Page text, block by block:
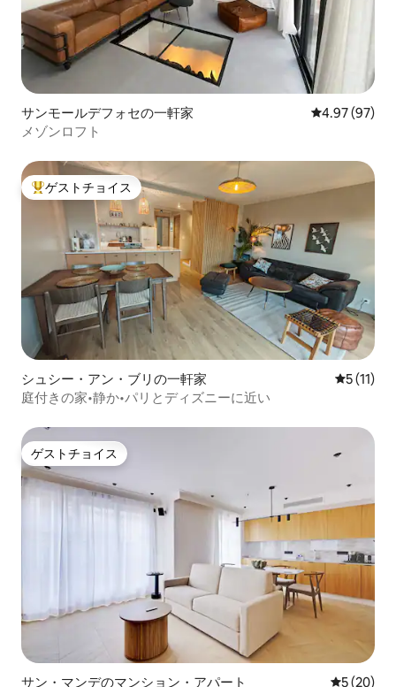
サンモールデフォセの一軒家 レビュー97
4.97 (97)
メゾンロフト
大好評のゲストチョイスです。
ゲストチョイス
シュシー・アン・ブリの一軒家 レビュー
5 (11)
庭付きの家•静か•パリとディズニーに近い
ゲストチョイス
ゲストチョイス
サン・マンデのマンション・アパート レビュー
5 (20)